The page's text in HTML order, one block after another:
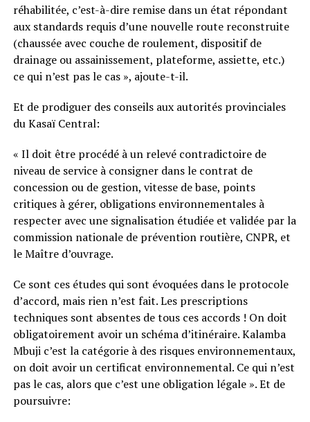
réhabilitée, c’est-à-dire remise dans un état répondant
aux standards requis d’une nouvelle route reconstruite
(chaussée avec couche de roulement, dispositif de
drainage ou assainissement, plateforme, assiette, etc.)
ce qui n’est pas le cas », ajoute-t-il.
Et de prodiguer des conseils aux autorités provinciales
du Kasaï Central:
« Il doit être procédé à un relevé contradictoire de
niveau de service à consigner dans le contrat de
concession ou de gestion, vitesse de base, points
critiques à gérer, obligations environnementales à
respecter avec une signalisation étudiée et validée par la
commission nationale de prévention routière, CNPR, et
le Maître d’ouvrage.
Ce sont ces études qui sont évoquées dans le protocole
d’accord, mais rien n’est fait. Les prescriptions
techniques sont absentes de tous ces accords ! On doit
obligatoirement avoir un schéma d’itinéraire. Kalamba
Mbuji c’est la catégorie à des risques environnementaux,
on doit avoir un certificat environnemental. Ce qui n’est
pas le cas, alors que c’est une obligation légale ». Et de
poursuivre: